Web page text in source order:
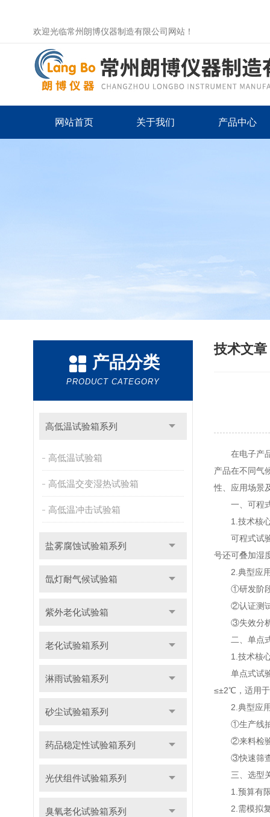
欢迎光临常州朗博仪器制造有限公司网站！
网站首页 关于我们 产品中心
产品分类
PRODUCT CATEGORY
高低温试验箱系列
高低温试验箱
高低温交变湿热试验箱
高低温冲击试验箱
盐雾腐蚀试验箱系列
氙灯耐气候试验箱
紫外老化试验箱
老化试验箱系列
淋雨试验箱系列
砂尘试验箱系列
药品稳定性试验箱系列
光伏组件试验箱系列
臭氧老化试验箱系列
技术文章
在电子产品
产品在不同气
性、应用场景
一、可程式
1.技术核心
可程式试验
号还可叠加湿
2.典型应
①研发阶段
②认证测试：
③失效分析
二、单点式
1.技术核心
单点式试验
≤±2℃，适用
2.典型应
①生产线抽
②来料检验
③快速筛查
三、选型关
1.预算有限
2.需模拟复